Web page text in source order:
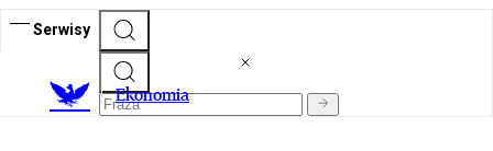
Serwisy
Ekonomia